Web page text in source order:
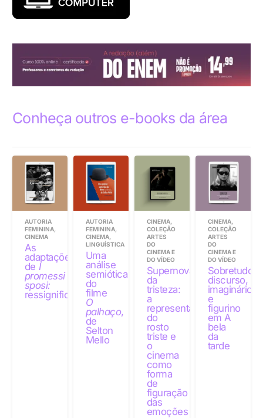
Conheça outros e-books da área
AUTORIA
FEMININA,
CINEMA
As
adaptações
de I
promessi
sposi:
ressignificações
AUTORIA
FEMININA,
CINEMA,
LINGUÍSTICA
Uma
análise
semiótica
do
filme
O
palhaço,
de
Selton
Mello
CINEMA,
COLEÇÃO
ARTES
DO
CINEMA E
DO VÍDEO
Supernovas
da
tristeza:
a
representação
do
rosto
triste e
o
cinema
como
forma
de
figuração
das
emoções
CINEMA,
COLEÇÃO
ARTES
DO
CINEMA E
DO VÍDEO
Sobretudo:
discurso,
imaginário
e
figurino
em A
bela
da
tarde